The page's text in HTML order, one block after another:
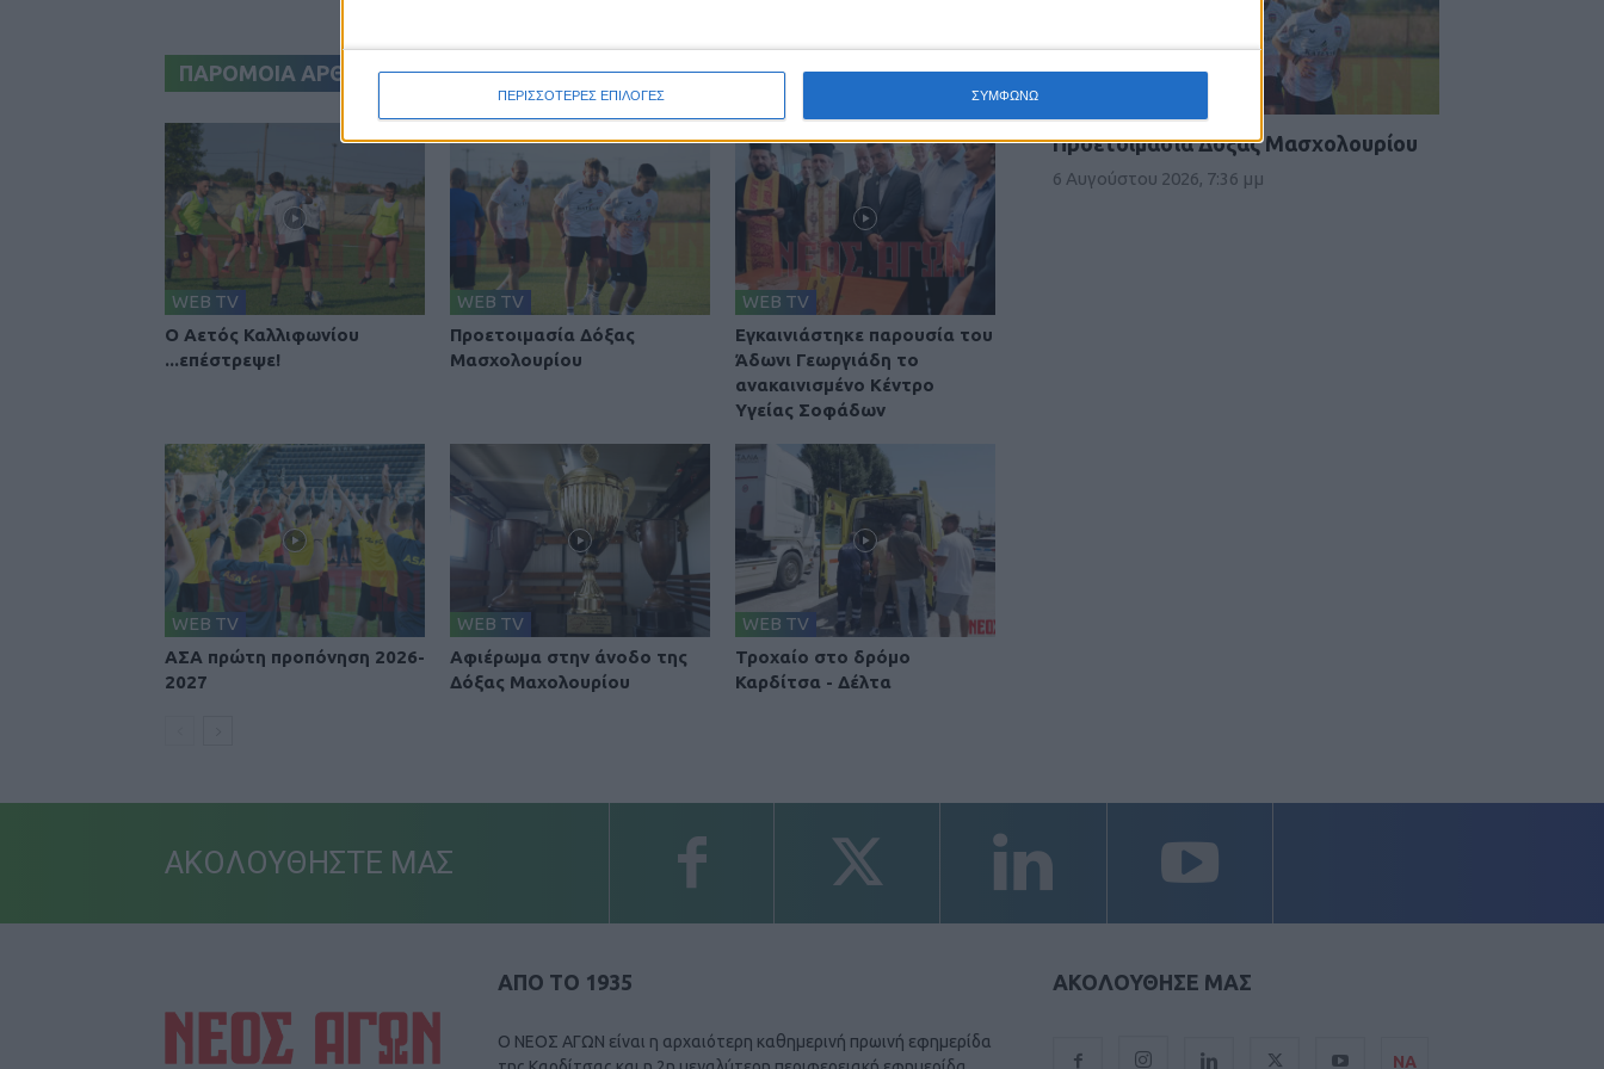
ΠΕΡΙΣΣΟΤΕΡΕΣ ΕΠΙΛΟΓΕΣ ΣΥΜΦΩΝΩ
ΠΑΡΟΜΟΙΑ ΑΡΘΡΑ
WEB TV
Ο Αετός Καλλιφωνίου
...επέστρεψε!
WEB TV
Προετοιμασία Δόξας
Μασχολουρίου
WEB TV
Εγκαινιάστηκε παρουσία του
Άδωνι Γεωργιάδη το
ανακαινισμένο Κέντρο
Υγείας Σοφάδων
WEB TV
ΑΣΑ πρώτη προπόνηση 2026-
2027
WEB TV
Αφιέρωμα στην άνοδο της
Δόξας Μαχολουρίου
WEB TV
Τροχαίο στο δρόμο
Καρδίτσα - Δέλτα
Προετοιμασία Δόξας Μασχολουρίου
6 Αυγούστου 2026, 7:36 μμ
ΑΚΟΛΟΥΘΗΣΤΕ ΜΑΣ
ΑΠΟ ΤΟ 1935
Ο ΝΕΟΣ ΑΓΩΝ είναι η αρχαιότερη καθημερινή πρωινή εφημερίδα
ΑΚΟΛΟΥΘΗΣΕ ΜΑΣ
ΝΑ